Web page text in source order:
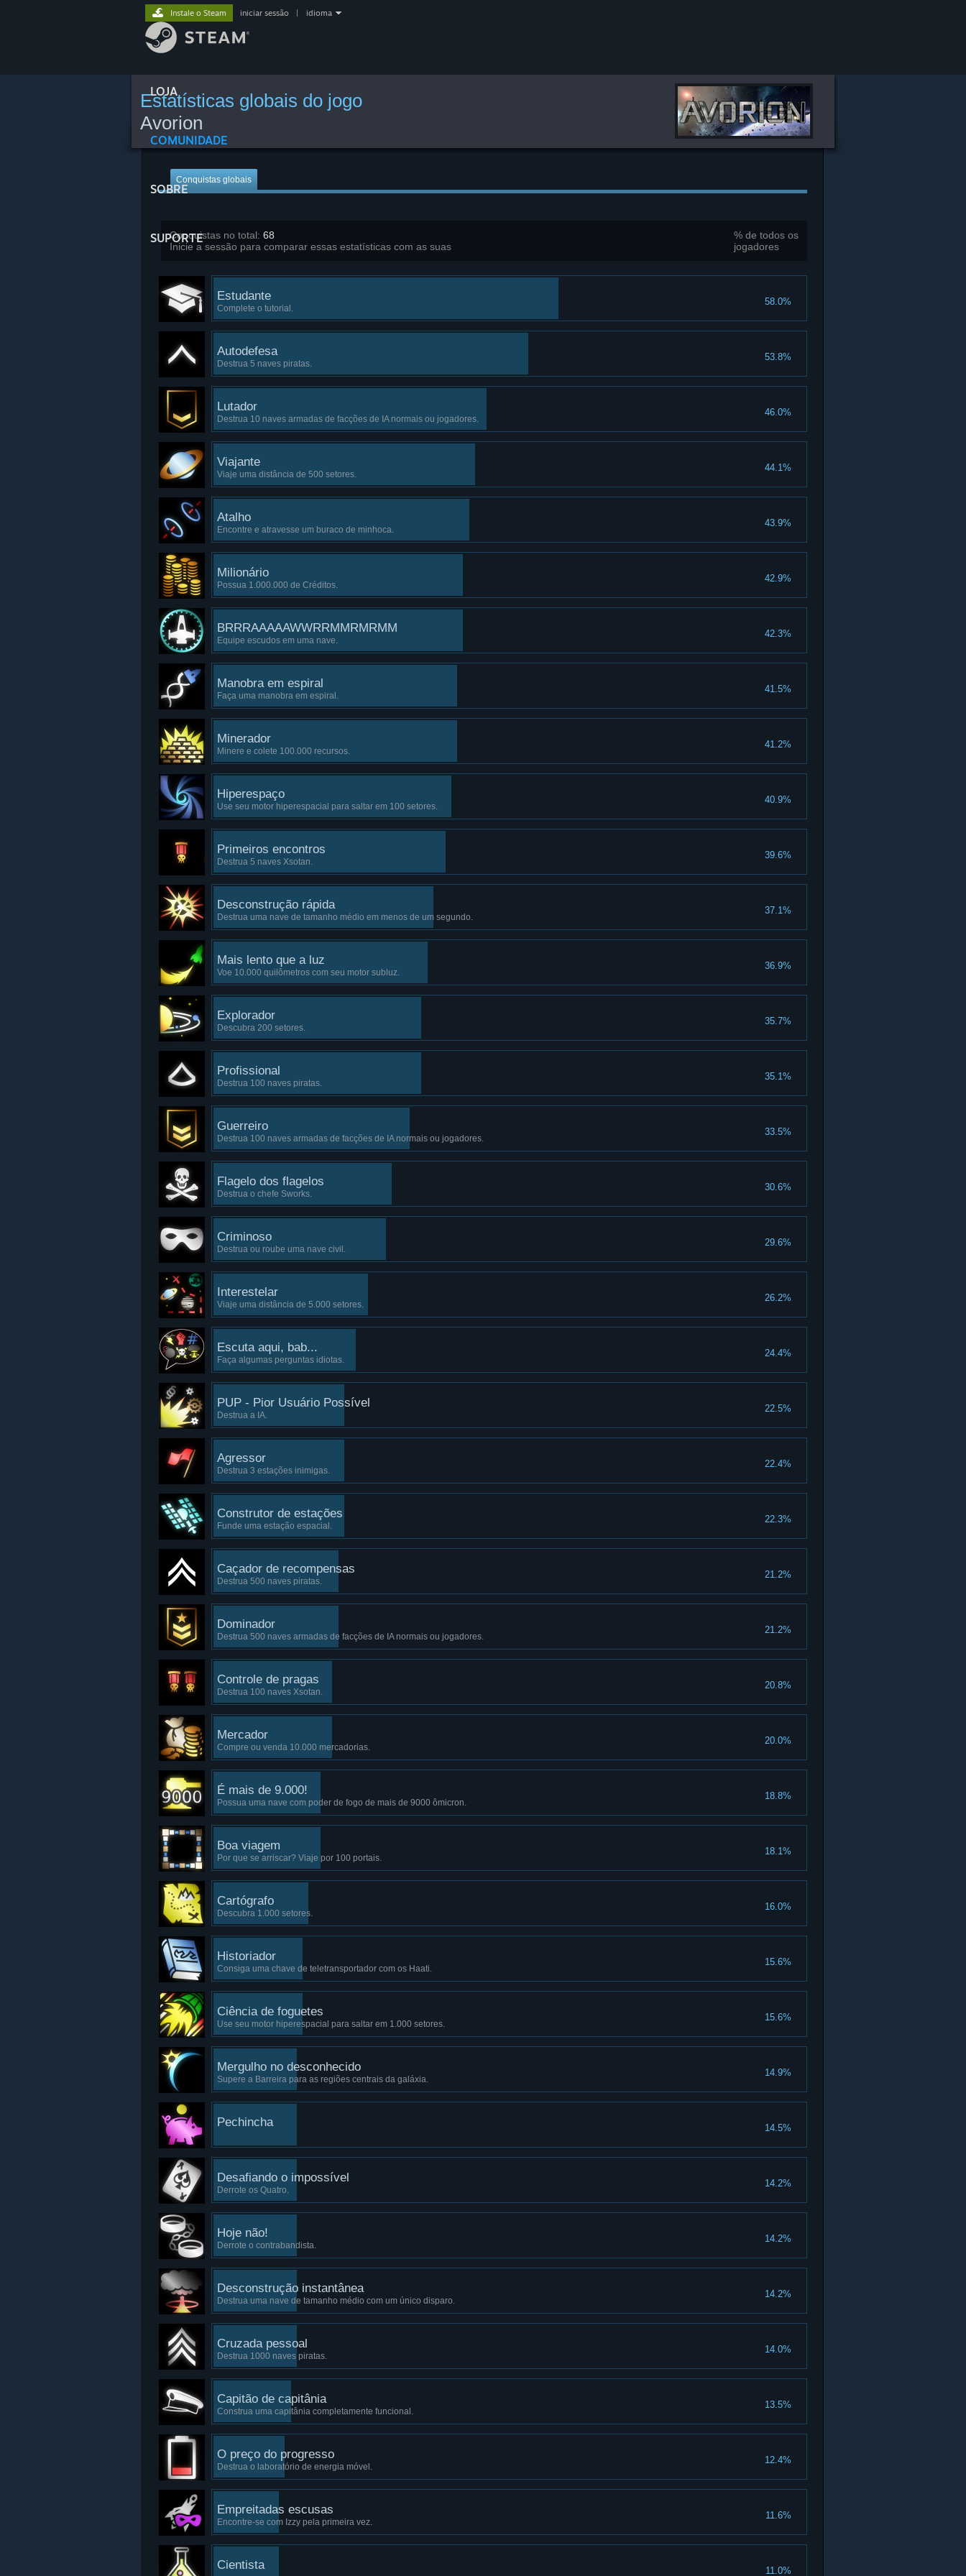
LOJA
COMUNIDADE
SOBRE
SUPORTE
Instale o Steam iniciar sessão idioma
Estatísticas globais do jogo
Avorion
Conquistas globais
% de todos os
jogadores
Conquistas no total: 68
Inicie a sessão para comparar essas estatísticas com as suas
58.0%
Estudante
Complete o tutorial.
53.8%
Autodefesa
Destrua 5 naves piratas.
46.0%
Lutador
Destrua 10 naves armadas de facções de IA normais ou jogadores.
44.1%
Viajante
Viaje uma distância de 500 setores.
43.9%
Atalho
Encontre e atravesse um buraco de minhoca.
42.9%
Milionário
Possua 1.000.000 de Créditos.
42.3%
BRRRAAAAAWWRRMMRMRMM
Equipe escudos em uma nave.
41.5%
Manobra em espiral
Faça uma manobra em espiral.
41.2%
Minerador
Minere e colete 100.000 recursos.
40.9%
Hiperespaço
Use seu motor hiperespacial para saltar em 100 setores.
39.6%
Primeiros encontros
Destrua 5 naves Xsotan.
37.1%
Desconstrução rápida
Destrua uma nave de tamanho médio em menos de um segundo.
36.9%
Mais lento que a luz
Voe 10.000 quilômetros com seu motor subluz.
35.7%
Explorador
Descubra 200 setores.
35.1%
Profissional
Destrua 100 naves piratas.
33.5%
Guerreiro
Destrua 100 naves armadas de facções de IA normais ou jogadores.
30.6%
Flagelo dos flagelos
Destrua o chefe Sworks.
29.6%
Criminoso
Destrua ou roube uma nave civil.
26.2%
Interestelar
Viaje uma distância de 5.000 setores.
24.4%
Escuta aqui, bab...
Faça algumas perguntas idiotas.
22.5%
PUP - Pior Usuário Possível
Destrua a IA.
22.4%
Agressor
Destrua 3 estações inimigas.
22.3%
Construtor de estações
Funde uma estação espacial.
21.2%
Caçador de recompensas
Destrua 500 naves piratas.
21.2%
Dominador
Destrua 500 naves armadas de facções de IA normais ou jogadores.
20.8%
Controle de pragas
Destrua 100 naves Xsotan.
20.0%
Mercador
Compre ou venda 10.000 mercadorias.
18.8%
É mais de 9.000!
Possua uma nave com poder de fogo de mais de 9000 ômicron.
18.1%
Boa viagem
Por que se arriscar? Viaje por 100 portais.
16.0%
Cartógrafo
Descubra 1.000 setores.
15.6%
Historiador
Consiga uma chave de teletransportador com os Haati.
15.6%
Ciência de foguetes
Use seu motor hiperespacial para saltar em 1.000 setores.
14.9%
Mergulho no desconhecido
Supere a Barreira para as regiões centrais da galáxia.
14.5%
Pechincha
14.2%
Desafiando o impossível
Derrote os Quatro.
14.2%
Hoje não!
Derrote o contrabandista.
14.2%
Desconstrução instantânea
Destrua uma nave de tamanho médio com um único disparo.
14.0%
Cruzada pessoal
Destrua 1000 naves piratas.
13.5%
Capitão de capitânia
Construa uma capitânia completamente funcional.
12.4%
O preço do progresso
Destrua o laboratório de energia móvel.
11.6%
Empreitadas escusas
Encontre-se com Izzy pela primeira vez.
11.0%
Cientista